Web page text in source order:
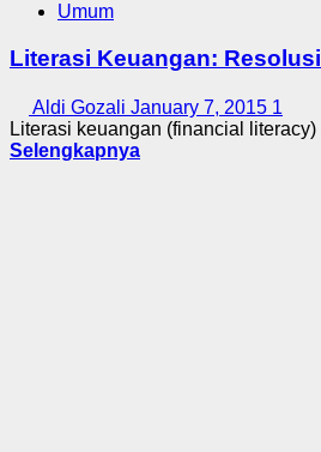
Umum
Literasi Keuangan:
Aldi Gozali January 7, 2015 1
Literasi keuangan (financial
Selengkapnya